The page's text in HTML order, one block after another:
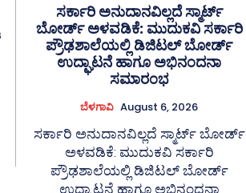
ಸರ್ಕಾರಿ ಅನುದಾನವಿಲ್ಲದೆ ಸ್ಮಾರ್ಟ್
ಬೋರ್ಡ್ ಅಳವಡಿಕೆ: ಮುದುಕವಿ ಸರ್ಕಾರಿ
ಪ್ರೌಢಶಾಲೆಯಲ್ಲಿ ಡಿಜಿಟಲ್ ಬೋರ್ಡ್
ಉದ್ಘಾಟನೆ ಹಾಗೂ ಅಭಿನಂದನಾ
ಸಮಾರಂಭ
ಬೆಳಗಾವಿ August 6, 2026
ಸರ್ಕಾರಿ ಅನುದಾನವಿಲ್ಲದೆ ಸ್ಮಾರ್ಟ್ ಬೋರ್ಡ್
ಅಳವಡಿಕೆ: ಮುದುಕವಿ ಸರ್ಕಾರಿ
ಪ್ರೌಢಶಾಲೆಯಲ್ಲಿ ಡಿಜಿಟಲ್ ಬೋರ್ಡ್
ಉದ್ಘಾಟನೆ ಹಾಗೂ ಅಭಿನಂದನಾ